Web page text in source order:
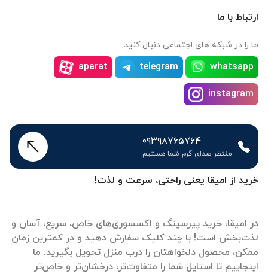
خرید از امیقا یعنی راحتی، سرعت و لذت!
در امیقا، خرید پیرسینگ و اکسسوری‌های خاص، سریع، آسان و
لذت‌بخش است! با چند کلیک سفارش دهید و در کمترین زمان
ممکن، محصول دلخواهتان را درب منزل تحویل بگیرید. ما
اینجاییم تا استایل شما را متفاوت‌تر، درخشان‌تر و خاص‌تر
ارتباط با ما
ما را در شبکه های اجتماعی دنبال کنید
whatsapp
telegram
aparat
instagram
۰۹۳۹۸۷۶۵۷۶۴
منتظر صدای گرم شما هستیم